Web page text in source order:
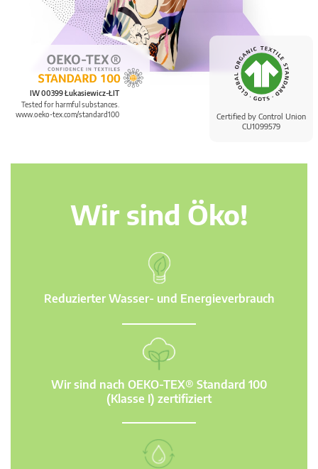
Certified by Control Union
CU1099579
IW 00399 Łukasiewicz-ŁIT
Tested for harmful substances.
www.oeko-tex.com/standard100
Wir sind Öko!
Reduzierter Wasser- und Energieverbrauch
Wir sind nach OEKO-TEX® Standard 100
(Klasse I) zertifiziert